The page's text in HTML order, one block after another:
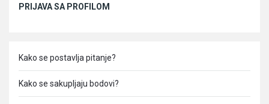
PRIJAVA SA PROFILOM
Kako se postavlja pitanje?
Kako se sakupljaju bodovi?